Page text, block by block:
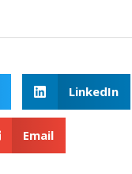
LinkedIn
Email